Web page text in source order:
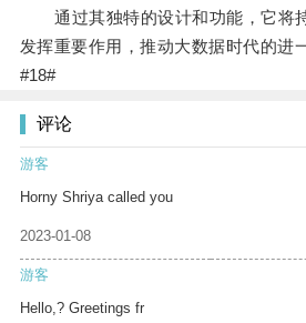
通过其独特的设计和功能，它将
发挥重要作用，推动大数据时代的进
#18#
评论
游客
Horny Shriya called you
2023-01-08
游客
Hello,? Greetings fr